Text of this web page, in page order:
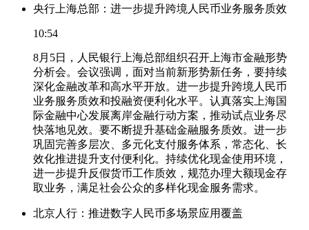
央行上海总部：进一步提升跨境人民币业务服务质效
10:54
8月5日，人民银行上海总部组织召开上海市金融形势
分析会。会议强调，面对当前新形势新任务，要持续
深化金融改革和高水平开放。进一步提升跨境人民币
业务服务质效和投融资便利化水平。认真落实上海国
际金融中心发展离岸金融行动方案，推动试点业务尽
快落地见效。要不断提升基础金融服务质效。进一步
巩固完善多层次、多元化支付服务体系，常态化、长
效化推进提升支付便利化。持续优化现金使用环境，
进一步提升反假货币工作质效，规范办理大额现金存
取业务，满足社会公众的多样化现金服务需求。
北京人行：推进数字人民币多场景应用覆盖